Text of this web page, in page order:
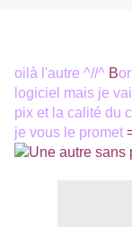
oilà l'autre ^//^ B
logiciel mais je
pix et la calité du
je vous le promet